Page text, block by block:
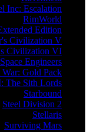
Inc: Escalation
RimWorld
Edition
Civilization V
Civilization VI
Space Engineers
Gold Pack
The Sith Lords
Starbound
Steel Division 2
Stellaris
Surviving Mars